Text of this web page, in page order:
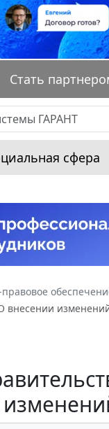
Стать
сфера
внесении